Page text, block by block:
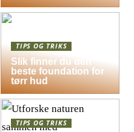
TIPS OG TRIKS
Slik finner du den
beste foundation for
tørr hud
TIPS OG TRIKS